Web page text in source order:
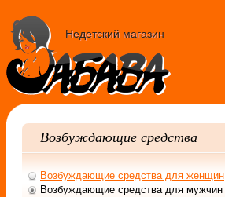
Недетский магазин
Возбуждающие средства
Возбуждающие средства для женщин
Возбуждающие средства для мужчин